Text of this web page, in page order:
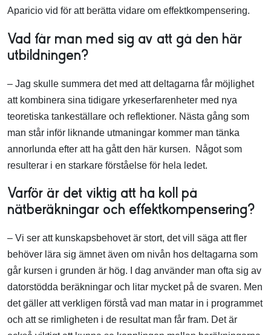
Aparicio vid för att berätta vidare om effektkompensering.
Vad får man med sig av att gå den här
utbildningen?
– Jag skulle summera det med att deltagarna får möjlighet
att kombinera sina tidigare yrkeserfarenheter med nya
teoretiska tankeställare och reflektioner. Nästa gång som
man står inför liknande utmaningar kommer man tänka
annorlunda efter att ha gått den här kursen. Något som
resulterar i en starkare förståelse för hela ledet.
Varför är det viktig att ha koll på
nätberäkningar och effektkompensering?
– Vi ser att kunskapsbehovet är stort, det vill säga att fler
behöver lära sig ämnet även om nivån hos deltagarna som
går kursen i grunden är hög. I dag använder man ofta sig av
datorstödda beräkningar och litar mycket på de svaren. Men
det gäller att verkligen förstå vad man matar in i programmet
och att se rimligheten i de resultat man får fram. Det är